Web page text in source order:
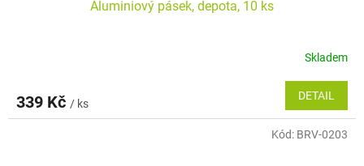
Aluminiový pásek, depota, 10 ks
Skladem
339 Kč / ks
DETAIL
Kód: BRV-0203